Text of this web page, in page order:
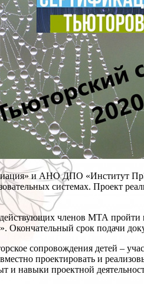
и АНО ДПО «Институт
системах. Проект
членов МТА пройти
Окончательный срок подачи
сопровождения детей –
проектировать и
и навыки проектной